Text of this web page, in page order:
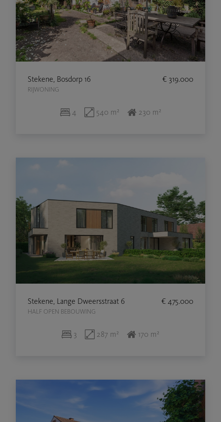
Stekene, Bosdorp 16
RIJWONING
€ 319.000
4 540 m² 230 m²
Stekene, Lange Dweersstraat 6
HALF OPEN BEBOUWING
€ 475.000
3 287 m² 170 m²